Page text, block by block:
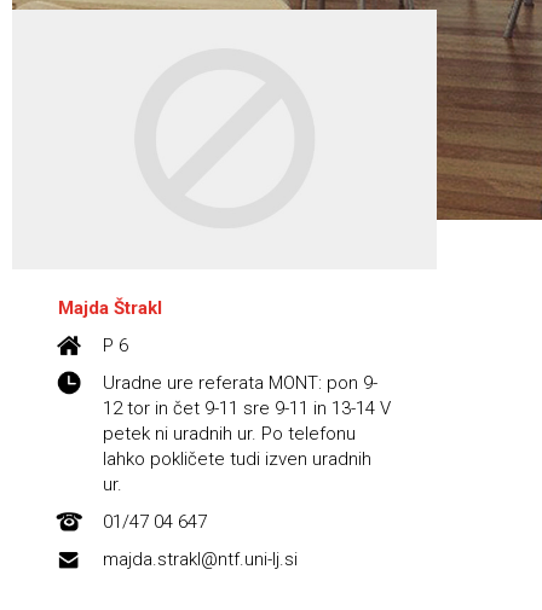
Majda Štrakl
P 6
Uradne ure referata MONT: pon 9-
12 tor in čet 9-11 sre 9-11 in 13-14 V
petek ni uradnih ur. Po telefonu
lahko pokličete tudi izven uradnih
ur.
01/47 04 647
majda.strakl@ntf.uni-lj.si